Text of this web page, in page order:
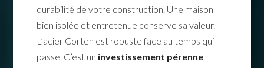
durabilité de votre construction. Une maison
bien isolée et entretenue conserve sa valeur.
L’acier Corten est robuste face au temps qui
passe. C’est un investissement pérenne.